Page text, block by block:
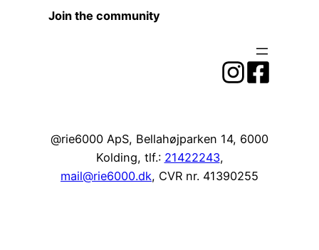
Join the community
@rie6000 ApS, Bellahøjparken 14, 6000
Kolding, tlf.: 21422243,
mail@rie6000.dk, CVR nr. 41390255